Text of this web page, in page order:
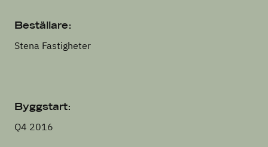
Beställare:
Stena Fastigheter
Byggstart:
Q4 2016